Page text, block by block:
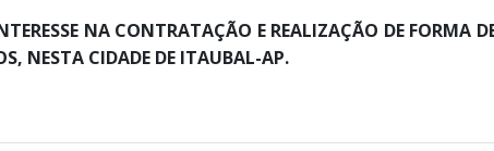
NA CONTRATAÇÃO E REALIZAÇÃO DE FORMA
NESTA CIDADE DE ITAUBAL-AP.